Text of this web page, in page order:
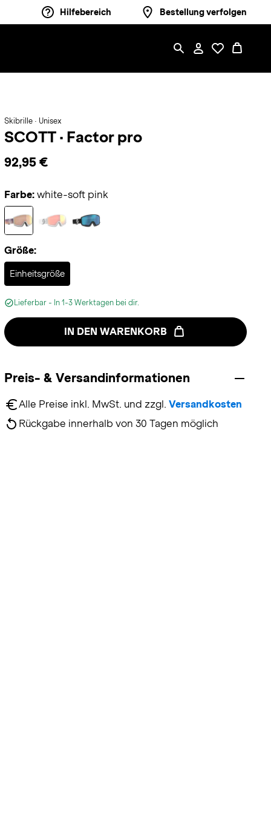
Hilfebereich Bestellung verfolgen
Skibrille · Unisex
SCOTT · Factor pro
92,95 €
Farbe: white-soft pink
Größe:
Einheitsgröße
Selected
Lieferbar - In 1-3 Werktagen bei dir.
IN DEN WARENKORB
Preis- & Versandinformationen
Alle Preise inkl. MwSt. und zzgl. Versandkosten
Rückgabe innerhalb von 30 Tagen möglich